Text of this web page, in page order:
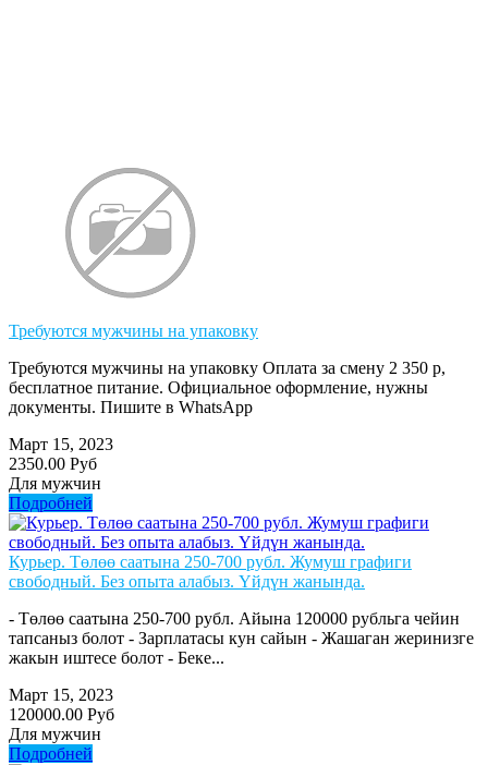
Требуются мужчины на упаковку
Требуются мужчины на упаковку Оплата за смену 2 350 р,
бесплатное питание. Официальное оформление, нужны
документы. Пишите в WhatsApp
Март 15, 2023
2350.00 Руб
Для мужчин
Подробней
Курьер. Төлөө саатына 250-700 рубл. Жумуш графиги
свободный. Без опыта алабыз. Үйдүн жанында.
- Төлөө саатына 250-700 рубл. Айына 120000 рубльга чейин
тапсаныз болот - Зарплатасы кун сайын - Жашаган жеринизге
жакын иштесе болот - Беке...
Март 15, 2023
120000.00 Руб
Для мужчин
Подробней